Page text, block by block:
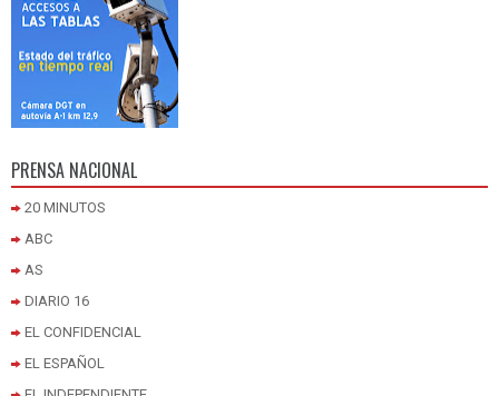
PRENSA NACIONAL
20 MINUTOS
ABC
AS
DIARIO 16
EL CONFIDENCIAL
EL ESPAÑOL